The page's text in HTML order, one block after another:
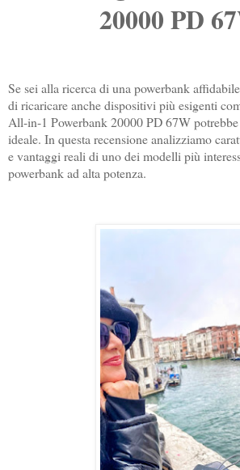
20000 PD
Se sei alla ricerca di una powerbank
di ricaricare anche dispositivi più esigenti
All-in-1 Powerbank 20000 PD 67W potrebbe
ideale. In questa recensione analizziamo
e vantaggi reali di uno dei modelli più
powerbank ad alta potenza.